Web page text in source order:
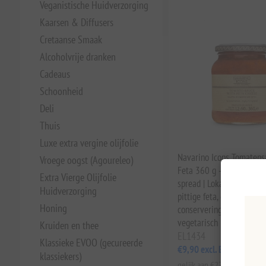
Veganistische Huidverzorging
Kaarsen & Diffusers
Cretaanse Smaak
Alcoholvrije dranken
Cadeaus
Schoonheid
Deli
Thuis
Luxe extra vergine olijfolie
Vroege oogst (Agoureleo)
Extra Vierge Olijfolie
Huidverzorging
Honing
Kruiden en thee
Klassieke EVOO (gecureerde
klassiekers)
Navarino Icons
Feta 360 g - Kant-en-
spread | Lokaal geteelde
pittige feta, geen
conserveringsmiddelen,
vegetarisch
€9,90 excl. BTW